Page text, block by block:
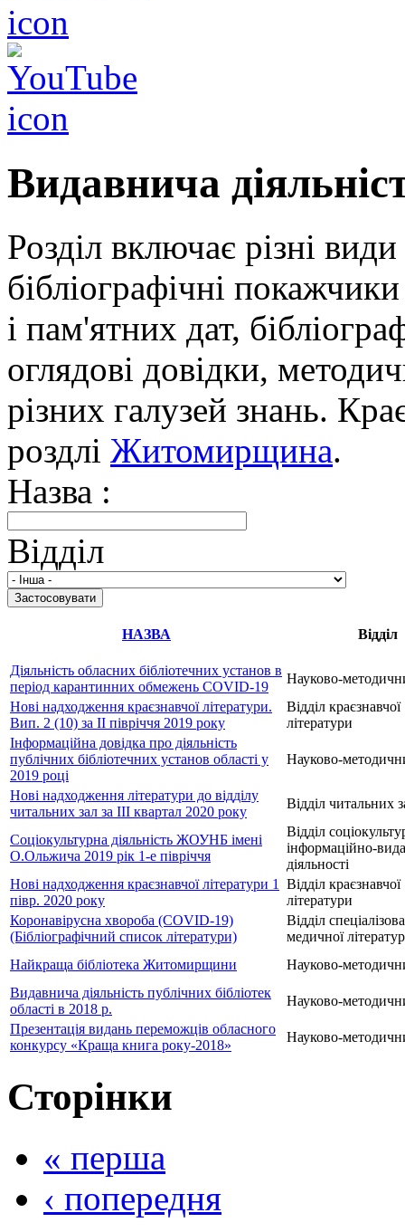
Видавнича
Розділ включає різні
бібліографічні
і пам'ятних дат,
оглядові довідки,
різних галузей знань.
роздлі Житомирщина.
Назва :
Відділ
НАЗВА Відділ
Діяльність обласних бібліотечних установ в
період карантинних обмежень COVID-19
Науково-
Нові надходження краєзнавчої літератури.
Вип. 2 (10) за ІІ півріччя 2019 року
Відділ краєзнавчої
літератури
Інформаційна довідка про діяльність
публічних бібліотечних установ області у
2019 році
Науково-
Нові надходження літератури до відділу
читальних зал за III квартал 2020 року
Відділ читальних
Соціокультурна діяльність ЖОУНБ імені
О.Ольжича 2019 рік 1-е півріччя
Відділ
інформаційно-
діяльності
Нові надходження краєзнавчої літератури 1
півр. 2020 року
Відділ краєзнавчої
літератури
Коронавірусна хвороба (COVID-19)
(Бібліографічний список літератури)
Відділ
медичної
Найкраща бібліотека Житомирщини
Науково-
Видавнича діяльність публічних бібліотек
області в 2018 р.
Науково-
Презентація видань переможців обласного
конкурсу «Краща книга року-2018»
Науково-
Сторінки
« перша
‹ попередня